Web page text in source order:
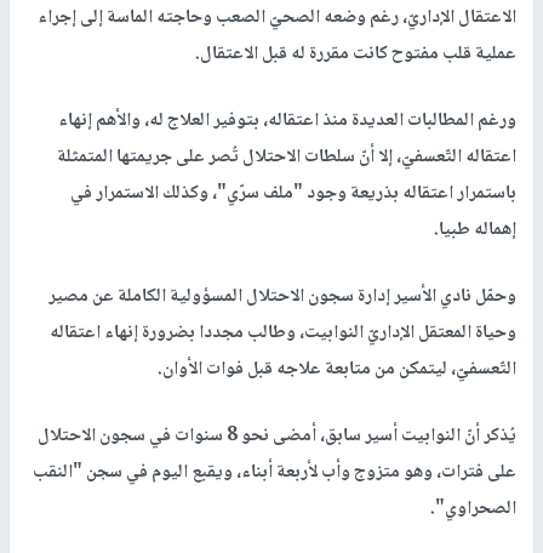
الاعتقال الإداريّ، رغم وضعه الصحيّ الصعب وحاجته الماسة إلى إجراء
عملية قلب مفتوح كانت مقررة له قبل الاعتقال.
ورغم المطالبات العديدة منذ اعتقاله، بتوفير العلاج له، والأهم إنهاء
اعتقاله التّعسفيّ، إلا أنّ سلطات الاحتلال تُصر على جريمتها المتمثلة
باستمرار اعتقاله بذريعة وجود "ملف سرّي"، وكذلك الاستمرار في
إهماله طبيا.
وحمّل نادي الأسير إدارة سجون الاحتلال المسؤولية الكاملة عن مصير
وحياة المعتقل الإداريّ النوابيت، وطالب مجددا بضرورة إنهاء اعتقاله
التّعسفيّ، ليتمكن من متابعة علاجه قبل فوات الأوان.
يُذكر أنّ النوابيت أسير سابق، أمضى نحو 8 سنوات في سجون الاحتلال
على فترات، وهو متزوج وأب لأربعة أبناء، ويقبع اليوم في سجن "النقب
الصحراوي".